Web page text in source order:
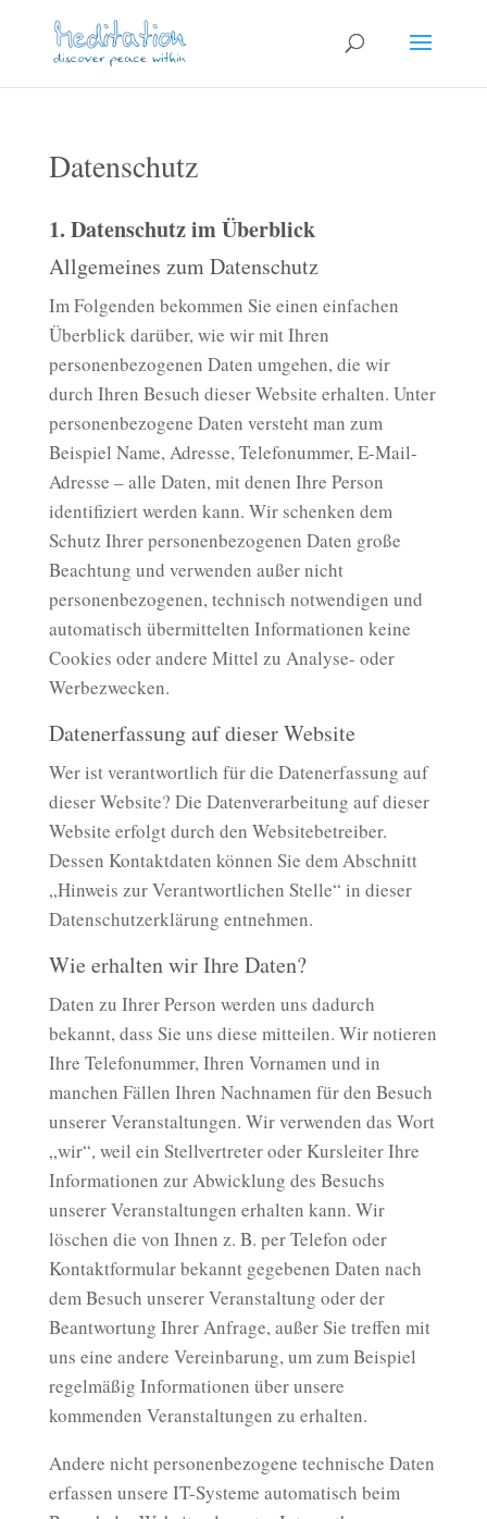
Datenschutz
1. Datenschutz im Überblick
Allgemeines zum Datenschutz
Im Folgenden bekommen Sie einen einfachen
Überblick darüber, wie wir mit Ihren
personenbezogenen Daten umgehen, die wir
durch Ihren Besuch dieser Website erhalten. Unter
personenbezogene Daten versteht man zum
Beispiel Name, Adresse, Telefonummer, E-Mail-
Adresse – alle Daten, mit denen Ihre Person
identifiziert werden kann. Wir schenken dem
Schutz Ihrer personenbezogenen Daten große
Beachtung und verwenden außer nicht
personenbezogenen, technisch notwendigen und
automatisch übermittelten Informationen keine
Cookies oder andere Mittel zu Analyse- oder
Werbezwecken.
Datenerfassung auf dieser Website
Wer ist verantwortlich für die Datenerfassung auf
dieser Website? Die Datenverarbeitung auf dieser
Website erfolgt durch den Websitebetreiber.
Dessen Kontaktdaten können Sie dem Abschnitt
„Hinweis zur Verantwortlichen Stelle“ in dieser
Datenschutzerklärung entnehmen.
Wie erhalten wir Ihre Daten?
Daten zu Ihrer Person werden uns dadurch
bekannt, dass Sie uns diese mitteilen. Wir notieren
Ihre Telefonummer, Ihren Vornamen und in
manchen Fällen Ihren Nachnamen für den Besuch
unserer Veranstaltungen. Wir verwenden das Wort
„wir“, weil ein Stellvertreter oder Kursleiter Ihre
Informationen zur Abwicklung des Besuchs
unserer Veranstaltungen erhalten kann. Wir
löschen die von Ihnen z. B. per Telefon oder
Kontaktformular bekannt gegebenen Daten nach
dem Besuch unserer Veranstaltung oder der
Beantwortung Ihrer Anfrage, außer Sie treffen mit
uns eine andere Vereinbarung, um zum Beispiel
regelmäßig Informationen über unsere
kommenden Veranstaltungen zu erhalten.
Andere nicht personenbezogene technische Daten
erfassen unsere IT-Systeme automatisch beim